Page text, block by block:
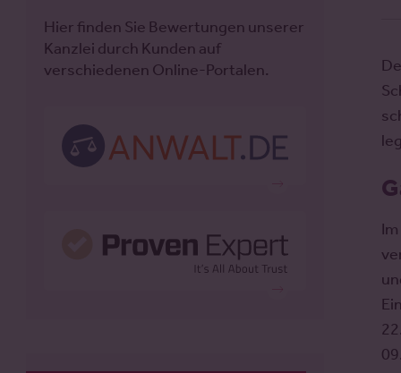
Hier finden Sie Bewertungen unserer
Kanzlei durch Kunden auf
verschiedenen Online-Portalen.